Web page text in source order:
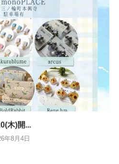
木)開...
年8月4日